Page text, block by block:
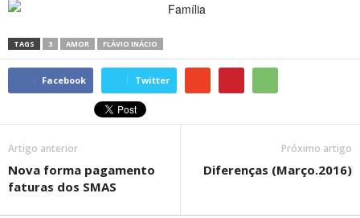
TAGS 3 AMOR FLÁVIO INÁCIO
Facebook Twitter
Artigo anterior
Nova forma pagamento
faturas dos SMAS
Próximo artigo
Diferenças (Março.2016)